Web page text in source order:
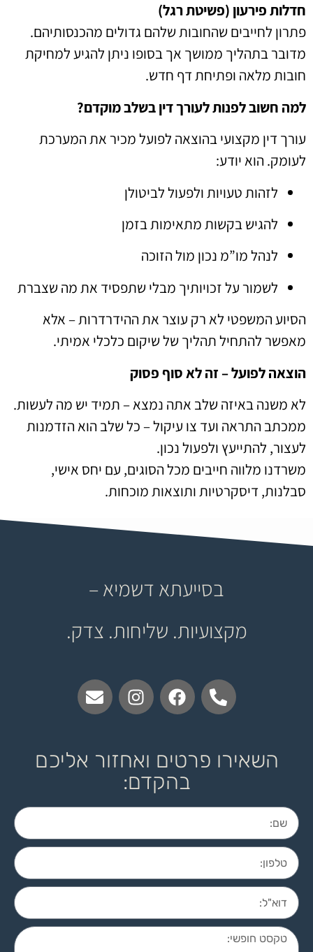
חדלות פירעון (פשיטת רגל)
פתרון לחייבים שהחובות שלהם גדולים מהכנסותיהם.
מדובר בתהליך ממושך אך בסופו ניתן להגיע למחיקת
חובות מלאה ופתיחת דף חדש.
למה חשוב לפנות לעורך דין בשלב מוקדם?
עורך דין מקצועי בהוצאה לפועל מכיר את המערכת
לעומק. הוא יודע:
לזהות טעויות ולפעול לביטולן
להגיש בקשות מתאימות בזמן
לנהל מו”מ נכון מול הזוכה
לשמור על זכויותיך מבלי שתפסיד את מה שצברת
הסיוע המשפטי לא רק עוצר את ההידרדרות – אלא
מאפשר להתחיל תהליך של שיקום כלכלי אמיתי.
הוצאה לפועל – זה לא סוף פסוק
לא משנה באיזה שלב אתה נמצא – תמיד יש מה לעשות.
ממכתב התראה ועד צו עיקול – כל שלב הוא הזדמנות
לעצור, להתייעץ ולפעול נכון.
משרדנו מלווה חייבים מכל הסוגים, עם יחס אישי,
סבלנות, דיסקרטיות ותוצאות מוכחות.
בסייעתא דשמיא –
מקצועיות. שליחות. צדק.
השאירו פרטים ואחזור אליכם
בהקדם: